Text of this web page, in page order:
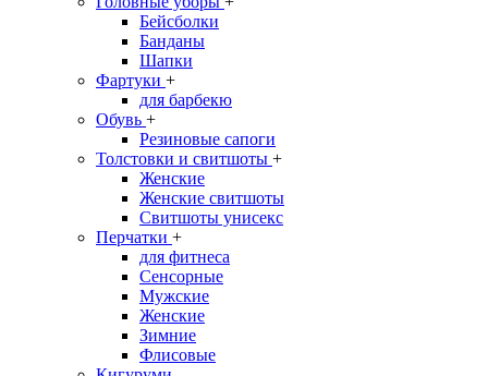
Бейсболки
Банданы
Шапки
Фартуки +
для барбекю
Обувь +
Резиновые сапоги
Толстовки и свитшоты +
Женские
Женские свитшоты
Свитшоты унисекс
Перчатки +
для фитнеса
Сенсорные
Мужские
Женские
Зимние
Флисовые